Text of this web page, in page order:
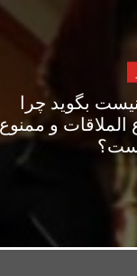
بگوید چرا
و ممنوع